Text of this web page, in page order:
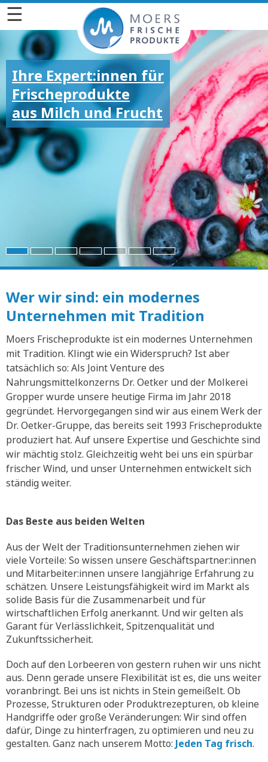
☰
Ihre Expert:innen für
Frischeprodukte
aus Milch und Frucht
Für die großen und
kleinen Emotionen
Wer wir sind: ein modernes
Unternehmen mit Tradition
Moers Frischeprodukte ist ein modernes Unternehmen
mit Tradition. Klingt wie ein Widerspruch? Ist aber
tatsächlich so: Als Joint Venture des
Nahrungsmittelkonzerns Dr. Oetker und der Molkerei
Gropper wurde unsere heutige Firma im Jahr 2018
gegründet. Hervorgegangen sind wir aus einem Werk der
Dr. Oetker-Gruppe, das bereits seit 1993 Frischeprodukte
produziert hat. Auf unsere Expertise und Geschichte sind
wir mächtig stolz. Gleichzeitig weht bei uns ein spürbar
frischer Wind, und unser Unternehmen entwickelt sich
ständig weiter.
Das Beste aus beiden Welten
Aus der Welt der Traditionsunternehmen ziehen wir
viele Vorteile: So wissen unsere Geschäftspartner:innen
und Mitarbeiter:innen unsere langjährige Erfahrung zu
schätzen. Unsere Leistungsfähigkeit wird im Markt als
solide Basis für die Zusammenarbeit und für
wirtschaftlichen Erfolg anerkannt. Und wir gelten als
Garant für Verlässlichkeit, Spitzenqualität und
Zukunftssicherheit.
Doch auf den Lorbeeren von gestern ruhen wir uns nicht
aus. Denn gerade unsere Flexibilität ist es, die uns weiter
voranbringt. Bei uns ist nichts in Stein gemeißelt. Ob
Prozesse, Strukturen oder Produktrezepturen, ob kleine
Handgriffe oder große Veränderungen: Wir sind offen
dafür, Dinge zu hinterfragen, zu optimieren und neu zu
gestalten. Ganz nach unserem Motto: Jeden Tag frisch.